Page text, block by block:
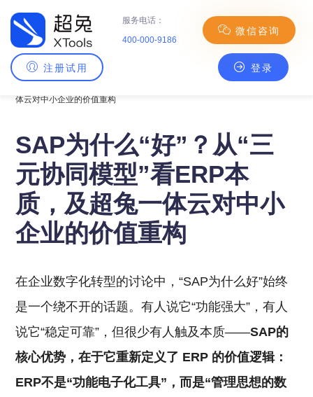
服务电话：
400-000-9186
微信咨询
注册试用 登录
主页>超兔理念> SAP为什么“好”？从“三元协同模型”看ERP本质，及超兔一
体云对中小企业的价值重构
SAP为什么“好”？从“三
元协同模型”看ERP本
质，及超兔一体云对中小
企业的价值重构
在企业数字化转型的讨论中，“SAP为什么好”始终
是一个绕不开的话题。有人说它“功能强大”，有人
说它“稳定可靠”，但很少有人触及本质——SAP的
核心优势，在于它重新定义了 ERP 的价值逻辑：
ERP不是“功能电子化工具”，而是“管理思想的数